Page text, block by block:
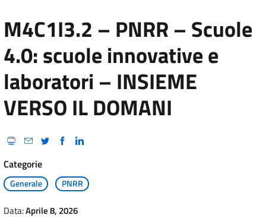
M4C1I3.2 – PNRR – Scuole
4.0: scuole innovative e
laboratori – INSIEME
VERSO IL DOMANI
Categorie
Generale PNRR
Data:Aprile 8, 2026